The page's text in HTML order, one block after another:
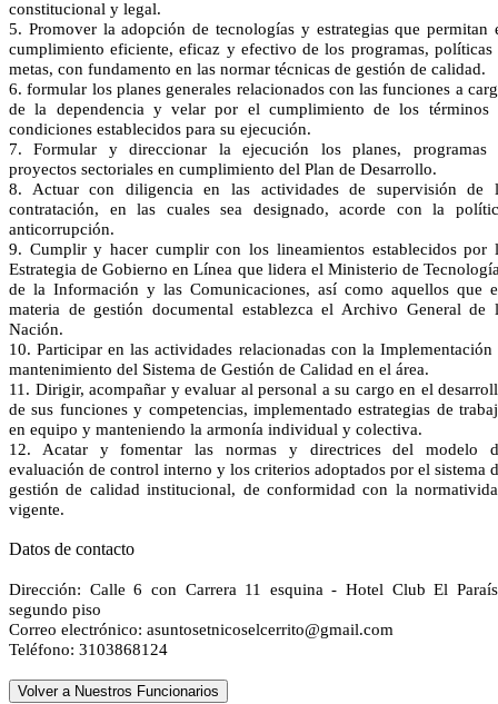
constitucional y legal.
5. Promover la adopción de tecnologías y estrategias que permitan
cumplimiento eficiente, eficaz y efectivo de los programas, políticas
metas, con fundamento en las normar técnicas de gestión de calidad.
6. formular los planes generales relacionados con las funciones a
de la dependencia y velar por el cumplimiento de los términos
condiciones establecidos para su ejecución.
7. Formular y direccionar la ejecución los planes, programas
proyectos sectoriales en cumplimiento del Plan de Desarrollo.
8. Actuar con diligencia en las actividades de supervisión de
contratación, en las cuales sea designado, acorde con la
anticorrupción.
9. Cumplir y hacer cumplir con los lineamientos establecidos por
Estrategia de Gobierno en Línea que lidera el Ministerio de
de la Información y las Comunicaciones, así como aquellos que
materia de gestión documental establezca el Archivo General de
Nación.
10. Participar en las actividades relacionadas con la Implementación
mantenimiento del Sistema de Gestión de Calidad en el área.
11. Dirigir, acompañar y evaluar al personal a su cargo en el
de sus funciones y competencias, implementado estrategias de
en equipo y manteniendo la armonía individual y colectiva.
12. Acatar y fomentar las normas y directrices del modelo
evaluación de control interno y los criterios adoptados por el sistema
gestión de calidad institucional, de conformidad con la
vigente.
Datos de contacto
Dirección: Calle 6 con Carrera 11 esquina - Hotel Club El
segundo piso
Correo electrónico: asuntosetnicoselcerrito@gmail.com
Teléfono: 3103868124